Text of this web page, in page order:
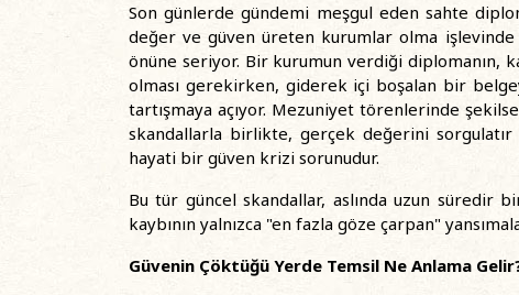
Son günlerde gündemi meşgul eden sahte
değer ve güven üreten kurumlar olma işlevinde
önüne seriyor. Bir kurumun verdiği diplomanın,
olması gerekirken, giderek içi boşalan bir
tartışmaya açıyor. Mezuniyet törenlerinde
skandallarla birlikte, gerçek değerini
hayati bir güven krizi sorunudur.
Bu tür güncel skandallar, aslında uzun
kaybının yalnızca "en fazla göze çarpan"
Güvenin Çöktüğü Yerde Temsil Ne Anlama